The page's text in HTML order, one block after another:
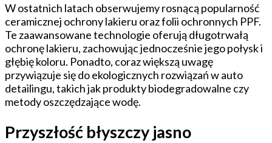
W ostatnich latach obserwujemy rosnącą popularność
ceramicznej ochrony lakieru oraz folii ochronnych PPF.
Te zaawansowane technologie oferują długotrwałą
ochronę lakieru, zachowując jednocześnie jego połysk i
głębię koloru. Ponadto, coraz większą uwagę
przywiązuje się do ekologicznych rozwiązań w auto
detailingu, takich jak produkty biodegradowalne czy
metody oszczędzające wodę.
Przyszłość błyszczy jasno